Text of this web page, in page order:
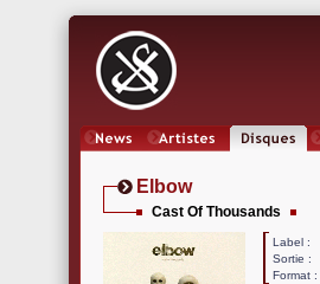
Elbow
Cast Of Thousands
Label :
Sortie :
Format :